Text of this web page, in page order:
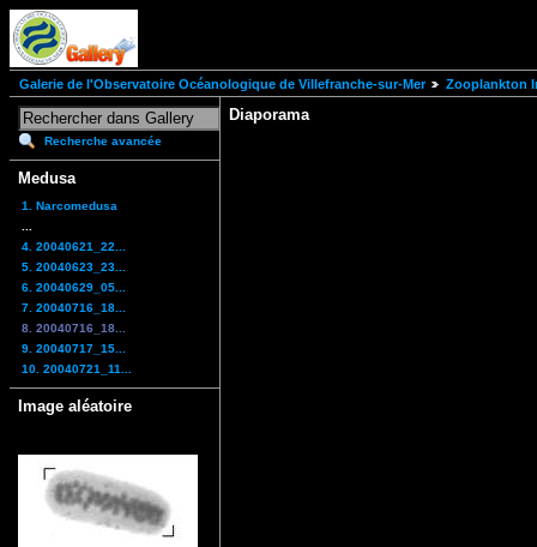
Galerie de l'Observatoire Océanologique de Villefranche-sur-Mer Zooplankton
Recherche avancée
Medusa
1. Narcomedusa
4. 20040621_22...
5. 20040623_23...
6. 20040629_05...
7. 20040716_18...
8. 20040716_18...
9. 20040717_15...
10. 20040721_11...
Image aléatoire
Diaporama